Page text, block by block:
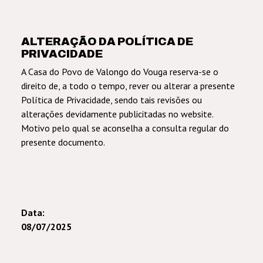
ALTERAÇÃO DA POLÍTICA DE
PRIVACIDADE
A Casa do Povo de Valongo do Vouga reserva-se o
direito de, a todo o tempo, rever ou alterar a presente
Política de Privacidade, sendo tais revisões ou
alterações devidamente publicitadas no website.
Motivo pelo qual se aconselha a consulta regular do
presente documento.
Data:
08/07/2025